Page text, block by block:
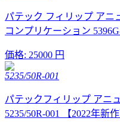
パテック フィリップ アニ
コンプリケーション
価格: 25000 円
5235/50R-001
パテックフィリップ アニ
5235/50R-001 【2022年新作